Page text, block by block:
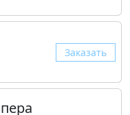
Заказать